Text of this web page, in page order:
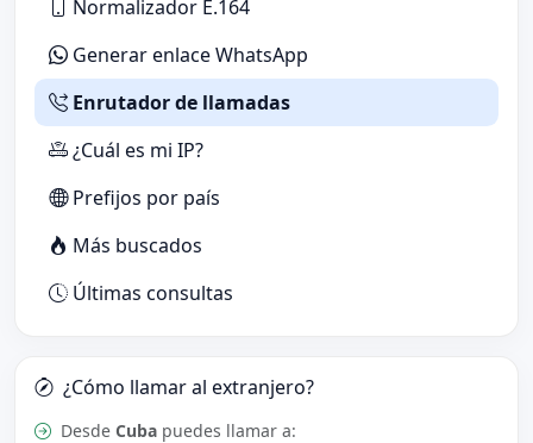
Normalizador E.164
Generar enlace WhatsApp
Enrutador de llamadas
¿Cuál es mi IP?
Prefijos por país
Más buscados
Últimas consultas
¿Cómo llamar al extranjero?
Desde Cuba puedes llamar a: